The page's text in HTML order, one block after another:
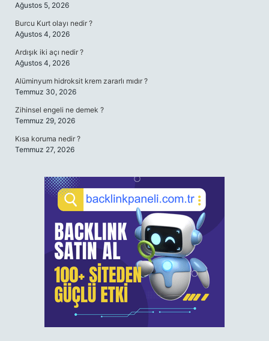
Ağustos 5, 2026
Burcu Kurt olayı nedir ?
Ağustos 4, 2026
Ardışık iki açı nedir ?
Ağustos 4, 2026
Alüminyum hidroksit krem zararlı mıdır ?
Temmuz 30, 2026
Zihinsel engeli ne demek ?
Temmuz 29, 2026
Kısa koruma nedir ?
Temmuz 27, 2026